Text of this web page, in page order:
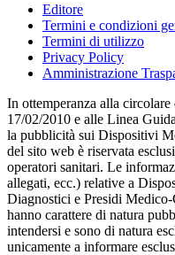
Editore
Termini e condizioni
Termini di utilizzo
Privacy Policy
Amministrazione
In ottemperanza alla
17/02/2010 e alle Linea
la pubblicità sui Dispositivi
del sito web è riservata
operatori sanitari. Le
allegati, ecc.) relative a
Diagnostici e Presidi
hanno carattere di natura
intendersi e sono di natura
unicamente a informare